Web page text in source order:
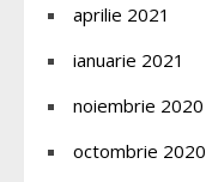
aprilie 2021
ianuarie 2021
noiembrie 2020
octombrie 2020